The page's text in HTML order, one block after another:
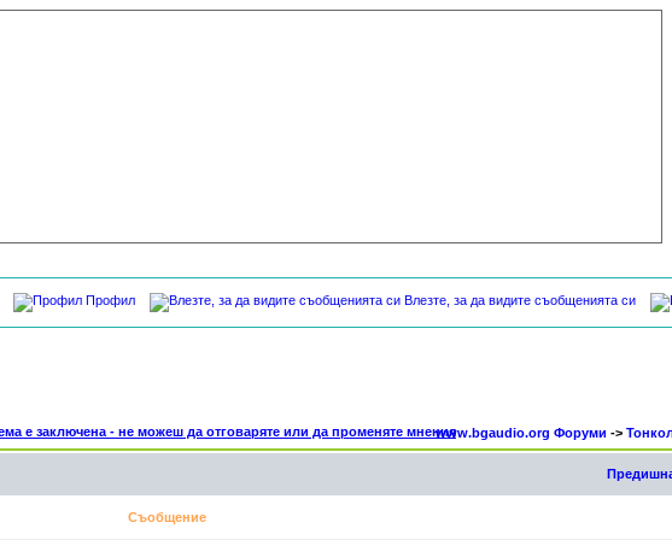
Профил Влезте, за да видите съобщенията си
www.bgaudio.org Форуми ->
Съобщение